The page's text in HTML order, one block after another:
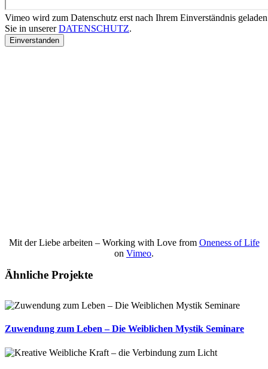
Vimeo wird zum Datenschutz erst nach Ihrem Einverständnis
Sie in unsererDATENSCHUTZ.
Einverstanden
Mit der Liebe arbeiten – Working with Love from Oneness of Life
on Vimeo.
Ähnliche Projekte
Zuwendung zum Leben – Die Weiblichen Mystik Seminare